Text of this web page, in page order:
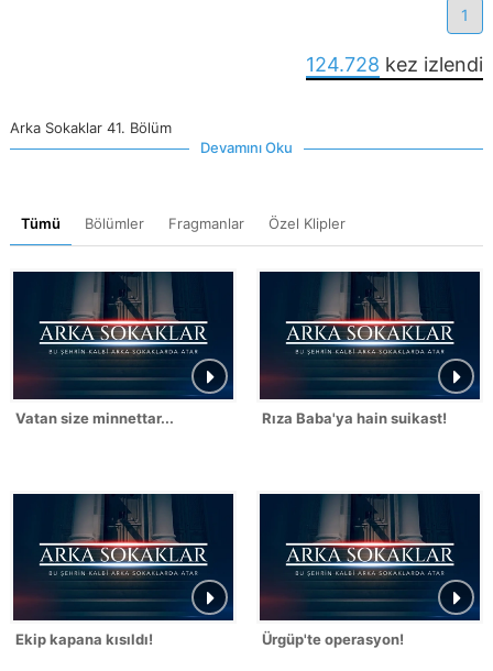
1
124.728 kez izlendi
Arka Sokaklar 41. Bölüm
Devamını Oku
Tümü Bölümler Fragmanlar Özel Klipler
Vatan size minnettar... Rıza Baba'ya hain suikast!
Ekip kapana kısıldı! Ürgüp'te operasyon!